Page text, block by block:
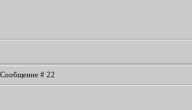
# 22